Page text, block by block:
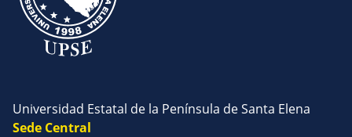
Universidad Estatal de la Península de Santa Elena
Sede Central